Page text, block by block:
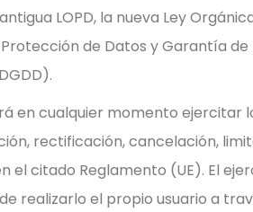
LOPD, la nueva Ley
de Datos y Garantía de
en cualquier momento ejercitar
rectificación, cancelación,
el citado Reglamento (UE). El
realizarlo el propio usuario a